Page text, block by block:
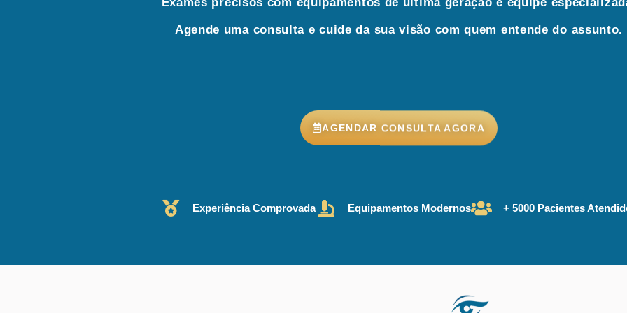
Agende uma consulta e cuide da sua visão com quem entende do assunto.
AGENDAR CONSULTA AGORA
Experiência Comprovada Equipamentos Modernos + 5000 Pacientes